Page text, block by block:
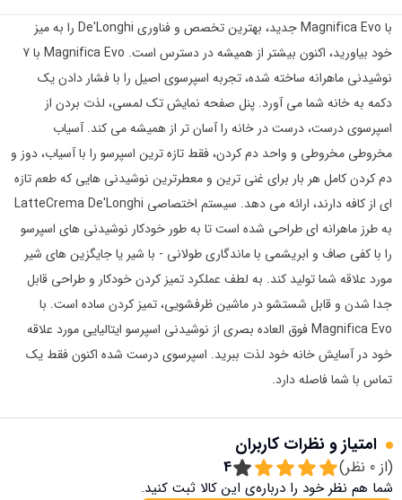
با Magnifica Evo جدید، بهترین تخصص و فناوری De'Longhi را به میز
خود بیاورید، اکنون بیشتر از همیشه در دسترس است. Magnifica Evo با 7
نوشیدنی ماهرانه ساخته شده، تجربه اسپرسوی اصیل را با فشار دادن یک
دکمه به خانه شما می آورد. پنل صفحه نمایش تک لمسی، لذت بردن از
اسپرسوی درست، درست در خانه را آسان تر از همیشه می کند. آسیاب
مخروطی مخروطی و واحد دم کردن، فقط تازه ترین اسپرسو را با آسیاب، دوز و
دم کردن کامل هر بار برای غنی ترین و معطرترین نوشیدنی هایی که طعم تازه
ای از کافه دارند، ارائه می دهد. سیستم اختصاصی LatteCrema De'Longhi
به طرز ماهرانه ای طراحی شده است تا به طور خودکار نوشیدنی های اسپرسو
را با کفی صاف و ابریشمی با ماندگاری طولانی - با شیر یا جایگزین های شیر
مورد علاقه شما تولید کند. به لطف عملکرد تمیز کردن خودکار و طراحی قابل
جدا شدن و قابل شستشو در ماشین ظرفشویی، تمیز کردن ساده است. با
Magnifica Evo فوق العاده بصری از نوشیدنی اسپرسو ایتالیایی مورد علاقه
خود در آسایش خانه خود لذت ببرید. اسپرسوی درست شده اکنون فقط یک
تماس با شما فاصله دارد.
امتیاز و نظرات کاربران
(از 0 نظر) 4
شما هم نظر خود را درباره‌ی این کالا ثبت کنید.